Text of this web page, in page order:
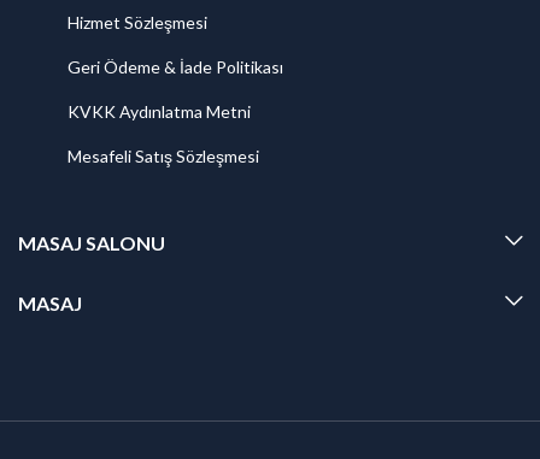
Hizmet Sözleşmesi
Geri Ödeme & İade Politikası
KVKK Aydınlatma Metni
Mesafeli Satış Sözleşmesi
MASAJ SALONU
MASAJ